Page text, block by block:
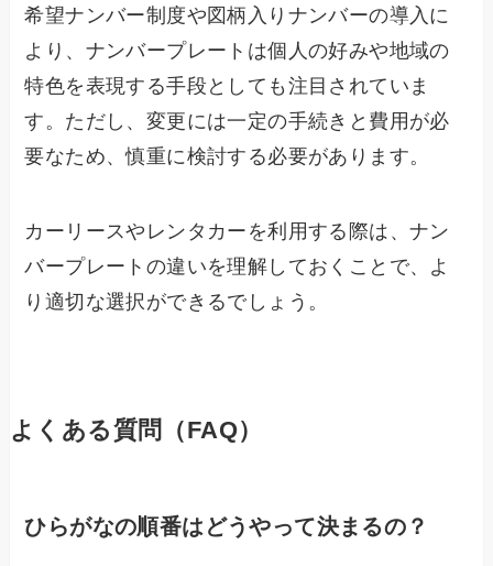
希望ナンバー制度や図柄入りナンバーの導入に
より、ナンバープレートは個人の好みや地域の
特色を表現する手段としても注目されていま
す。ただし、変更には一定の手続きと費用が必
要なため、慎重に検討する必要があります。
カーリースやレンタカーを利用する際は、ナン
バープレートの違いを理解しておくことで、よ
り適切な選択ができるでしょう。
よくある質問（FAQ）
ひらがなの順番はどうやって決まるの？